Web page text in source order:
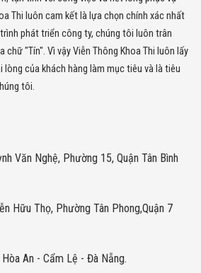
Thi luôn cam kết là lựa chọn chính xác nhất
phát triển công ty, chúng tôi luôn trân
chữ "Tín". Vì vậy Viễn Thông Khoa Thi luôn lấy
lòng của khách hàng làm mục tiêu và là tiêu
tôi.
Văn Nghệ, Phường 15, Quận Tân Bình
Hữu Thọ, Phường Tân Phong,Quận 7
An - Cẩm Lệ - Đà Nẵng.